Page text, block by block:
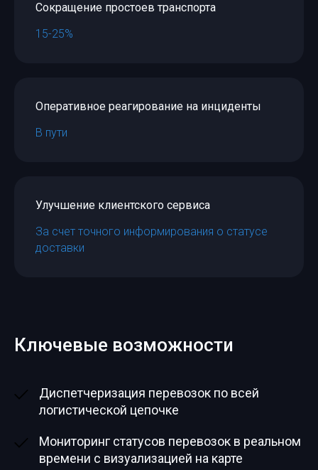
Сокращение простоев транспорта
15-25%
Оперативное реагирование на инциденты
В пути
Улучшение клиентского сервиса
За счет точного информирования о статусе
доставки
Ключевые возможности
Диспетчеризация перевозок по всей
логистической цепочке
Мониторинг статусов перевозок в реальном
времени с визуализацией на карте